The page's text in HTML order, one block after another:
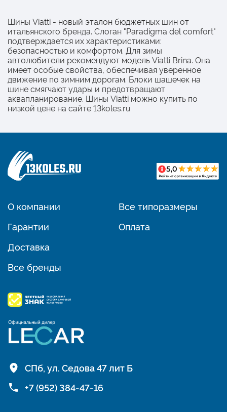
Шины Viatti - новый эталон бюджетных шин от
итальянского бренда. Слоган "Paradigma del comfort"
подтверждается их характеристиками:
безопасностью и комфортом. Для зимы
автолюбители рекомендуют модель Viatti Brina. Она
имеет особые свойства, обеспечивая уверенное
движение по зимним дорогам. Блоки шашечек на
шине смягчают удары и предотвращают
аквапланирование. Шины Viatti можно купить по
низкой цене на сайте 13koles.ru
О компании
Гарантии
Доставка
Все бренды
Все типоразмеры
Оплата
СПб, ул. Седова 47 лит Б
+7 (952) 384-47-16